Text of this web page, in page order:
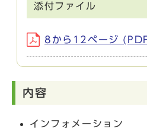
添付ファイル
8から12ページ
内容
インフォメーション